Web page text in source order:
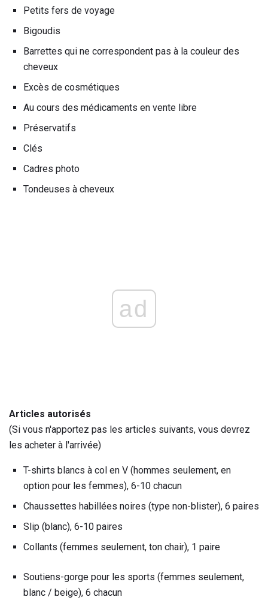
Petits fers de voyage
Bigoudis
Barrettes qui ne correspondent pas à la couleur des
cheveux
Excès de cosmétiques
Au cours des médicaments en vente libre
Préservatifs
Clés
Cadres photo
Tondeuses à cheveux
ad
Articles autorisés
(Si vous n'apportez pas les articles suivants, vous devrez
les acheter à l'arrivée)
T-shirts blancs à col en V (hommes seulement, en
option pour les femmes), 6-10 chacun
Chaussettes habillées noires (type non-blister), 6 paires
Slip (blanc), 6-10 paires
Collants (femmes seulement, ton chair), 1 paire
Soutiens-gorge pour les sports (femmes seulement,
blanc / beige), 6 chacun